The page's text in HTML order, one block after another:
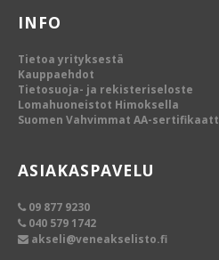
INFO
Tietoa yrityksestä
Kauppaehdot
Tietosuoja- ja rekisteriseloste
Lomahuoneistot Himoksella
Suomen Vahvimmat AA-
ASIAKASPAVELU
09 877 9230
040 579 1742
akseli@veneakselisto.fi